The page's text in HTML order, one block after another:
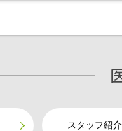
スタッフ紹介